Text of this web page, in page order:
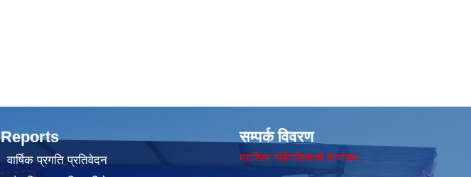
Reports
वार्षिक प्रगति प्रतिवेदन
सम्पर्क विवरण
महाशिला गाउँपालिकाको कार्यालय